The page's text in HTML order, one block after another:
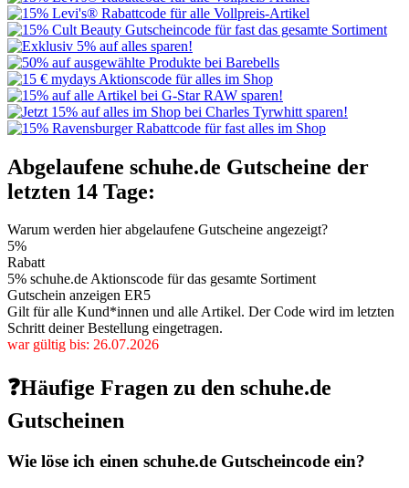
Abgelaufene schuhe.de Gutscheine der
letzten 14 Tage:
Warum werden hier abgelaufene Gutscheine angezeigt?
5%
Rabatt
5% schuhe.de Aktionscode für das gesamte Sortiment
Gutschein anzeigen ER5
Gilt für alle Kund*innen und alle Artikel. Der Code wird im letzten
Schritt deiner Bestellung eingetragen.
war gültig bis: 26.07.2026
❓Häufige Fragen zu den schuhe.de
Gutscheinen
Wie löse ich einen schuhe.de Gutscheincode ein?